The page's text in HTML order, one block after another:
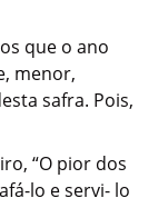
que o ano
menor,
safra. Pois,
“O pior dos
lo e servi- lo